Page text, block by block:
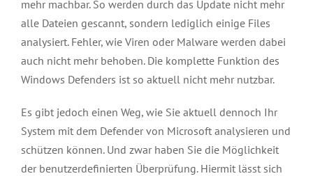
mehr machbar. So werden durch das Update nicht mehr
alle Dateien gescannt, sondern lediglich einige Files
analysiert. Fehler, wie Viren oder Malware werden dabei
auch nicht mehr behoben. Die komplette Funktion des
Windows Defenders ist so aktuell nicht mehr nutzbar.
Es gibt jedoch einen Weg, wie Sie aktuell dennoch Ihr
System mit dem Defender von Microsoft analysieren und
schützen können. Und zwar haben Sie die Möglichkeit
der benutzerdefinierten Überprüfung. Hiermit lässt sich